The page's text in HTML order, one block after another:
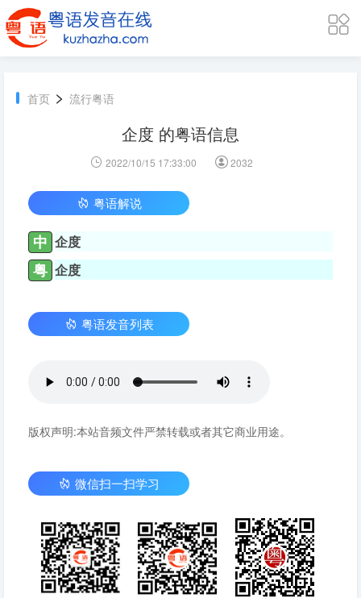
首页 > 流行粤语
企度 的粤语信息
2022/10/15 17:33:00 2032
粤语解说
中 企度
粤 企度
粤语发音列表
版权声明:本站音频文件严禁转载或者其它商业用途。
微信扫一扫学习